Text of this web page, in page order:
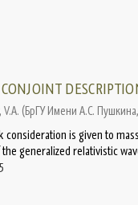
(БрГУ Имени А.С. Пушкина,
consideration is given to
generalized relativistic